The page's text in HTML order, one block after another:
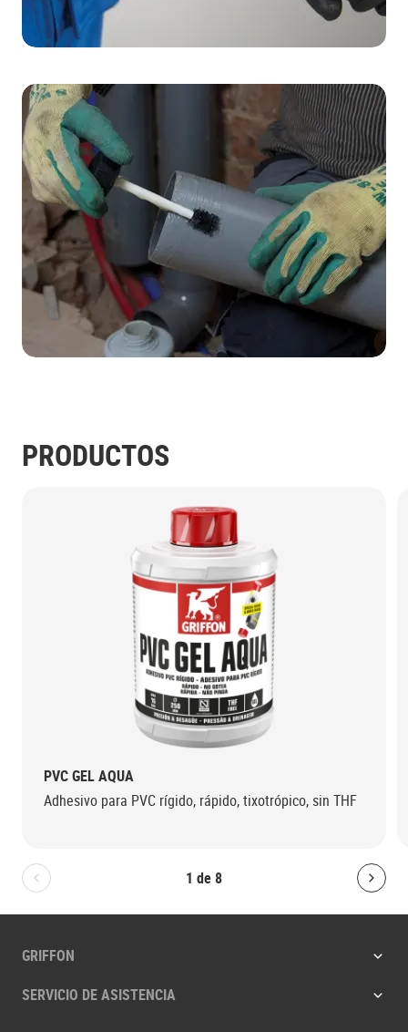
PRODUCTOS
1 de8
Bolton.General.PreviousSlide
PVC GEL AQUA
Adhesivo para PVC rígido, rápido, tixotrópico, sin THF
GRIFFON
SERVICIO DE ASISTENCIA